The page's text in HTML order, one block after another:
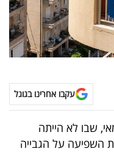
עקבו אחרינו בגוגל
שבו לא הייתה
השפיעה על הגבייה